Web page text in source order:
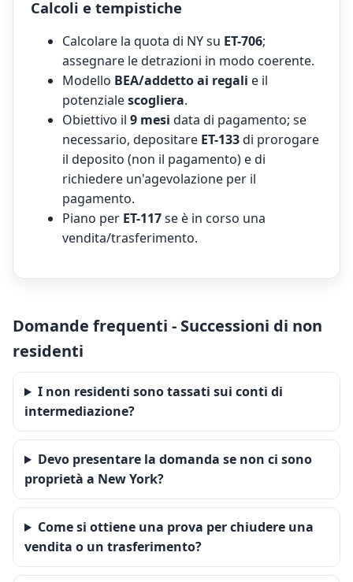
Calcoli e tempistiche
Calcolare la quota di NY su ET-706;
assegnare le detrazioni in modo coerente.
Modello BEA/addetto ai regali e il
potenzialescogliera.
Obiettivo il 9 mesi data di pagamento; se
necessario, depositare ET-133di prorogare
il deposito (non il pagamento) e di
richiedere un'agevolazione per il
pagamento.
Piano per ET-117se è in corso una
vendita/trasferimento.
Domande frequenti - Successioni di non
residenti
I non residenti sono tassati sui conti di
intermediazione?
Devo presentare la domanda se non ci sono
proprietà a New York?
Come si ottiene una prova per chiudere una
vendita o un trasferimento?